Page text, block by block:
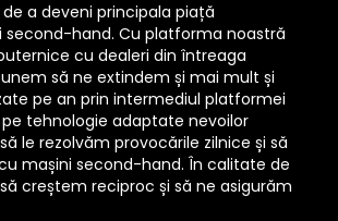
a deveni principala piață
second-hand. Cu platforma noastră
cu dealeri din întreaga
să ne extindem și mai mult și
pe an prin intermediul platformei
tehnologie adaptate nevoilor
le rezolvăm provocările zilnice și să
mașini second-hand. În calitate de
creștem reciproc și să ne asigurăm